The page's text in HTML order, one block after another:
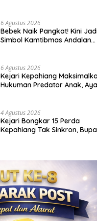
6 Agustus 2026
Bebek Naik Pangkat! Kini
Simbol Kamtibmas Andalan
6 Agustus 2026
Kejari Kepahiang
Hukuman Predator Anak,
4 Agustus 2026
Kejari Bongkar 15 Perda
Kepahiang Tak Sinkron,